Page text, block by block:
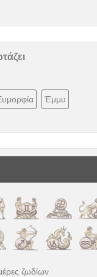
Έμμυ
ζωδίων